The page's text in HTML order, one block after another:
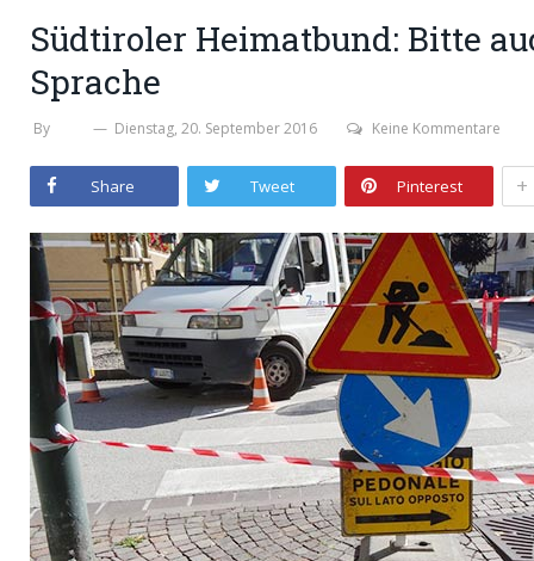
Südtiroler Heimatbund: Bitte
Sprache
By Dienstag, 20. September 2016 Keine Kommentare
Share Tweet Pinterest +